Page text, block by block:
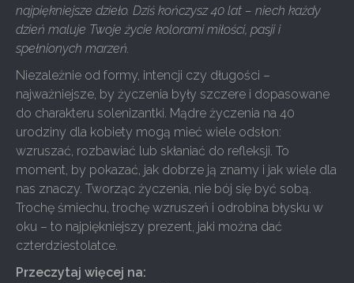
najpiękniejsze dzieło. Dziś kończysz 40 lat – niech każdy
dzień maluje Twoje życie kolorami miłości, pasji i
spełnionych marzeń.
Niezależnie od formy, intencji czy długości –
najważniejsze, by życzenia były szczere i dopasowane
do charakteru solenizantki. Mądre życzenia na 40
urodziny dla kobiety mogą mieć wiele odsłon:
wzruszać, rozbawiać lub skłaniać do refleksji. To
moment, by pokazać, jak dobrze ją znamy i jak wiele dla
nas znaczy. Tworząc życzenia, nie bój się być sobą.
Trochę śmiechu, trochę wzruszeń i odrobina błysku w
oku – to najpiękniejszy prezent, jaki można dać
czterdziestolatce.
Przeczytaj więcej na: